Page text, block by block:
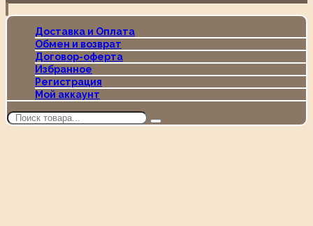
Доставка и Оплата
Обмен и возврат
Договор-оферта
Избранное
Регистрация
Мой аккаунт